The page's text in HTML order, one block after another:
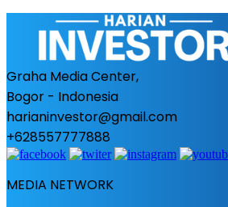
Graha Media Center,
Bogor - Indonesia
harianinvestor@gmail.com
+628557777888
MEDIA NETWORK